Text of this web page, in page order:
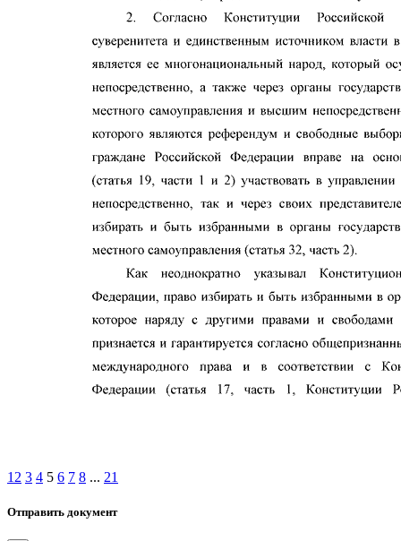
1 2 3 4 5 6 7 8 ... 21
Отправить документ